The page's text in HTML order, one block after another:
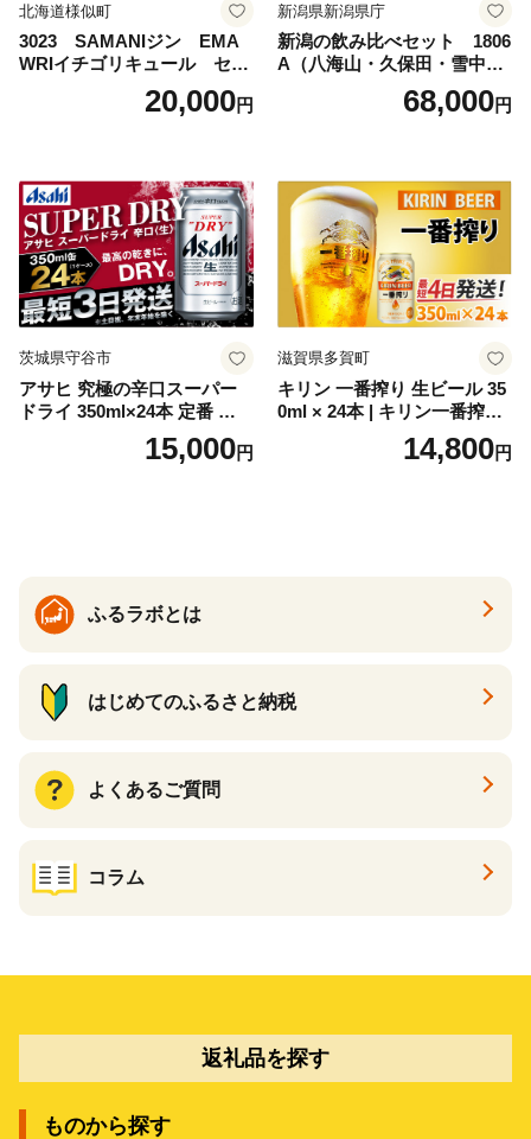
北海道様似町
3023 SAMANIジン EMA
WRIイチゴリキュール セッ
ト（箱入り）【大人の味 酒
お酒 洋酒 スピリッツ クラフ
セット 詰め合わせ カクテル
ソーダ割り アルコール ロッ
ク ソーダ ジントニック 】
20,000円
新潟県新潟県庁
新潟の飲み比べセット 1806
A（八海山・久保田・雪中
梅・越乃寒梅・かたふね・千
68,000円
茨城県守谷市
アサヒ 究極の辛口スーパー
ドライ 350ml×24本 定番 ビー
ル 缶ビール 酒 お酒 アルコー
15,000円
滋賀県多賀町
キリン 一番搾り 生ビール 35
0ml × 24本 | キリン一番搾り
キリンビール 一番搾り ビー
ル 24缶 きりんいちばんしぼ
14,800円
ふるラボとは
はじめてのふるさと納税
よくあるご質問
コラム
返礼品を探す
ものから探す